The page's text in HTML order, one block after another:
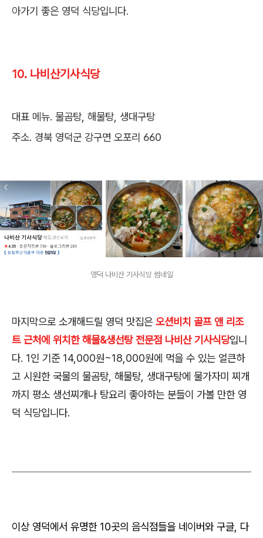
아가기 좋은 영덕 식당입니다.
10. 나비산기사식당
대표 메뉴. 물곰탕, 해물탕, 생대구탕
주소. 경북 영덕군 강구면 오포리 660
영덕 나비산 기사식당 썸네일
마지막으로 소개해드릴 영덕 맛집은 오션비치 골프 앤 리조
트 근처에 위치한 해물&생선탕 전문점 나비산 기사식당입니
다. 1인 기준 14,000원~18,000원에 먹을 수 있는 얼큰하
고 시원한 국물의 물곰탕, 해물탕, 생대구탕에 물가자미 찌개
까지 평소 생선찌개나 탕요리 좋아하는 분들이 가볼 만한 영
덕 식당입니다.
이상 영덕에서 유명한 10곳의 음식점들을 네이버와 구글, 다